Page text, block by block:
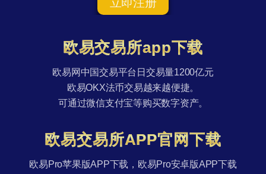
欧易交易所app下载
欧易网中国交易平台日交易量1200亿元
欧易OKX法币交易越来越便捷。
可通过微信支付宝等购买数字资产。
欧易交易所APP官网下载
欧易Pro苹果版APP下载，欧易Pro安卓版APP下载